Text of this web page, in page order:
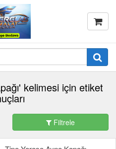
kelimesi için etiket
Filtrele